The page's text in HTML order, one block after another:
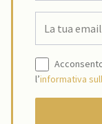
l’informativa